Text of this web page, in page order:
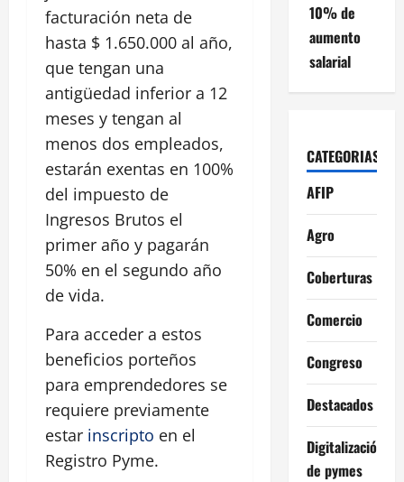
facturación neta de
hasta $ 1.650.000 al año,
que tengan una
antigüedad inferior a 12
meses y tengan al
menos dos empleados,
estarán exentas en 100%
del impuesto de
Ingresos Brutos el
primer año y pagarán
50% en el segundo año
de vida.
Para acceder a estos
beneficios porteños
para emprendedores se
requiere previamente
estar inscripto en el
Registro Pyme.
10% de
aumento
salarial
CATEGORIAS
AFIP
Agro
Coberturas
Comercio
Congreso
Destacados
Digitalización
de pymes